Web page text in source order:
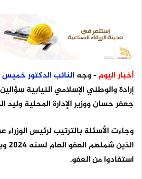
أخبار اليوم- وجه النائبالدكتورخميس
إرادة والوطني الإسلامي النيابية
جعفر حسان ووزير الإدارة المحلية وليد
وجاءت الأسئلة بالترتيب لرئيس
استفادوا من العفو.